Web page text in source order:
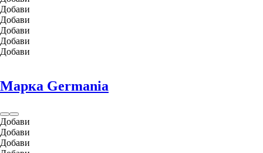
Добави
Добави
Добави
Добави
Добави
Марка Germania
Добави
Добави
Добави